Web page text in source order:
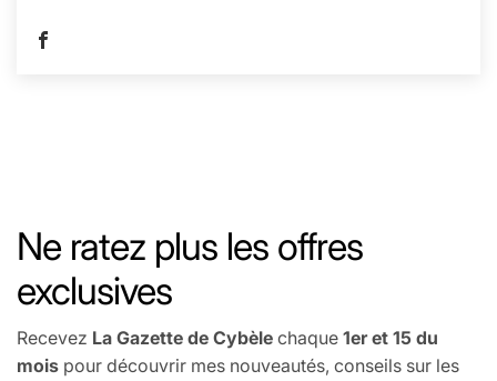
Ne ratez plus les offres
exclusives
Recevez La Gazette de Cybèle chaque 1er et 15 du
mois pour découvrir mes nouveautés, conseils sur les